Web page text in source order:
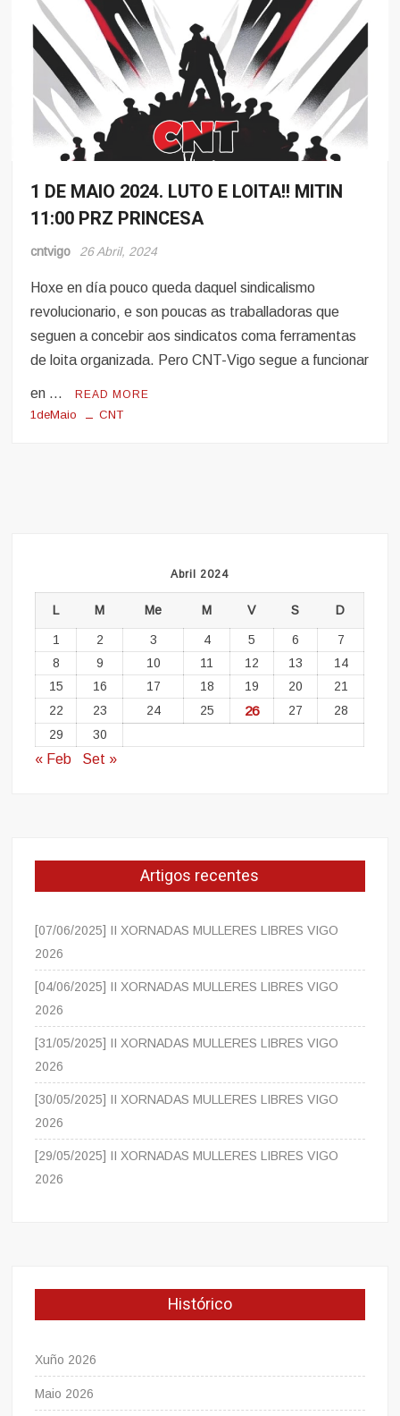
Eventos
1 DE MAIO 2024. LUTO E LOITA!! MITIN
11:00 PRZ PRINCESA
cntvigo 26 Abril, 2024
Hoxe en día pouco queda daquel sindicalismo
revolucionario, e son poucas as traballadoras que
seguen a concebir aos sindicatos coma ferramentas
de loita organizada. Pero CNT-Vigo segue a funcionar
en … READ MORE
1deMaio CNT
Abril 2024
L M Me M V S D
1 2 3 4 5 6
7
8
9 10 11 12 13
14
15
16 17 18 19 20
21
22
23 24 25 26 27
28
29
30
« Feb Set »
Artigos recentes
[07/06/2025] II XORNADAS MULLERES LIBRES VIGO
2026
[04/06/2025] II XORNADAS MULLERES LIBRES VIGO
2026
[31/05/2025] II XORNADAS MULLERES LIBRES VIGO
2026
[30/05/2025] II XORNADAS MULLERES LIBRES VIGO
2026
[29/05/2025] II XORNADAS MULLERES LIBRES VIGO
2026
Histórico
Xuño 2026
Maio 2026